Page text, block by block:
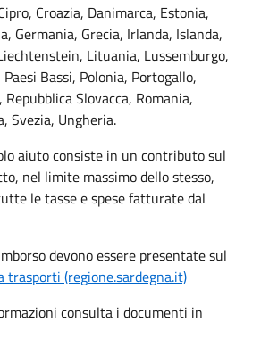
Croazia, Danimarca, Estonia,
Germania, Grecia, Irlanda, Islanda,
Lituania, Lussemburgo,
Bassi, Polonia, Portogallo,
Repubblica Slovacca, Romania,
Svezia, Ungheria.
aiuto consiste in un contributo sul
nel limite massimo dello stesso,
le tasse e spese fatturate dal
devono essere presentate sul
trasporti (regione.sardegna.it)
consulta i documenti in